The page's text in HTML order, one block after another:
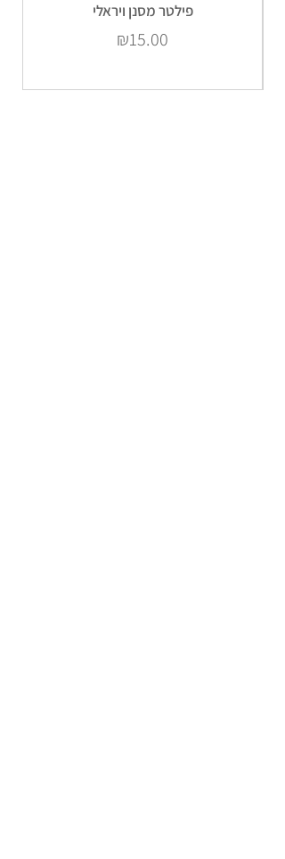
פילטר מסנן ויראלי
Price
₪15.00